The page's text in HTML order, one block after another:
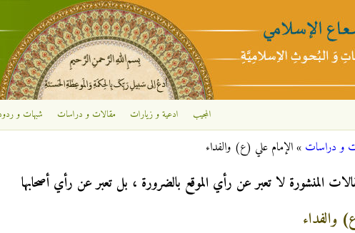
تجاوز إلى المحتوى الرئيسي
المجيب ادعية و زيارات مقالات و دراسات شبهات و
و دراسات »الإمام علي (ع) والفداء
المنشورة لا تعبر عن رأي الموقع بالضرورة ، بل تعبر عن رأي أصحابها
والفداء